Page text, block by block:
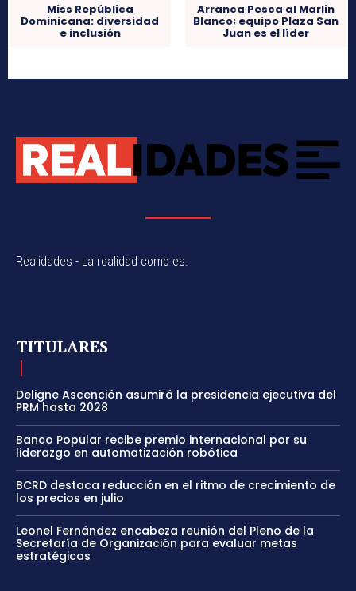
Miss República
Dominicana: diversidad
e inclusión
Arranca Pesca al Marlin
Blanco; equipo Plaza San
Juan es el líder
Realidades - La realidad como es.
TITULARES
Deligne Ascención asumirá la presidencia ejecutiva del
PRM hasta 2028
Banco Popular recibe premio internacional por su
liderazgo en automatización robótica
BCRD destaca reducción en el ritmo de crecimiento de
los precios en julio
Leonel Fernández encabeza reunión del Pleno de la
Secretaría de Organización para evaluar metas
estratégicas